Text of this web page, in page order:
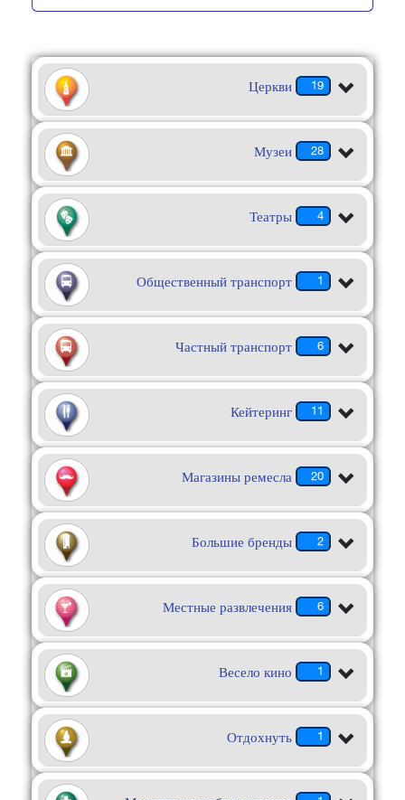
19
Церкви
28
Музеи
4
Театры
1
Общественный транспорт
6
Частный транспорт
11
Кейтеринг
20
Магазины ремесла
2
Большие бренды
6
Местные развлечения
1
Весело кино
1
Отдохнуть